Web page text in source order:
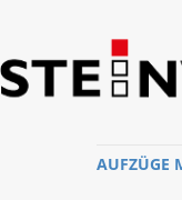
AUFZÜGE